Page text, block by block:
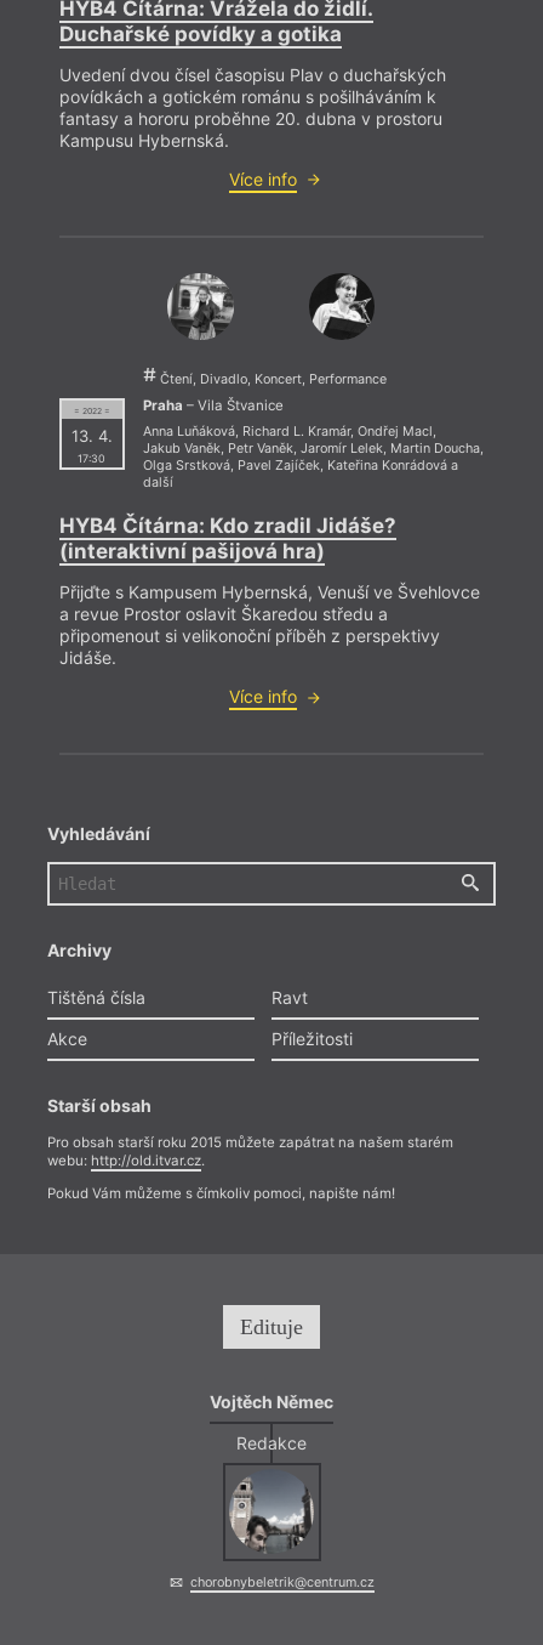
HYB4 Čítárna: Vrážela do židlí.
Duchařské povídky a gotika
Uvedení dvou čísel časopisu Plav o duchařských
povídkách a gotickém románu s pošilháváním k
fantasy a hororu proběhne 20. dubna v prostoru
Kampusu Hybernská.
Více info
= 2022 =
13. 4.
17:30
Čtení, Divadlo, Koncert, Performance
Praha – Vila Štvanice
Anna Luňáková, Richard L. Kramár, Ondřej Macl,
Jakub Vaněk, Petr Vaněk, Jaromír Lelek, Martin Doucha,
Olga Srstková, Pavel Zajíček, Kateřina Konrádováa
další
HYB4 Čítárna: Kdo zradil Jidáše?
(interaktivní pašijová hra)
Přijďte s Kampusem Hybernská, Venuší ve Švehlovce
a revue Prostor oslavit Škaredou středu a
připomenout si velikonoční příběh z perspektivy
Jidáše.
Více info
Vyhledávání
Archivy
Tištěná čísla
Ravt
Akce
Příležitosti
Starší obsah
Pro obsah starší roku 2015 můžete zapátrat na našem starém
webu: http://old.itvar.cz.
Pokud Vám můžeme s čímkoliv pomoci, napište nám!
Edituje
Vojtěch Němec
Redakce
chorobnybeletrik@centrum.cz